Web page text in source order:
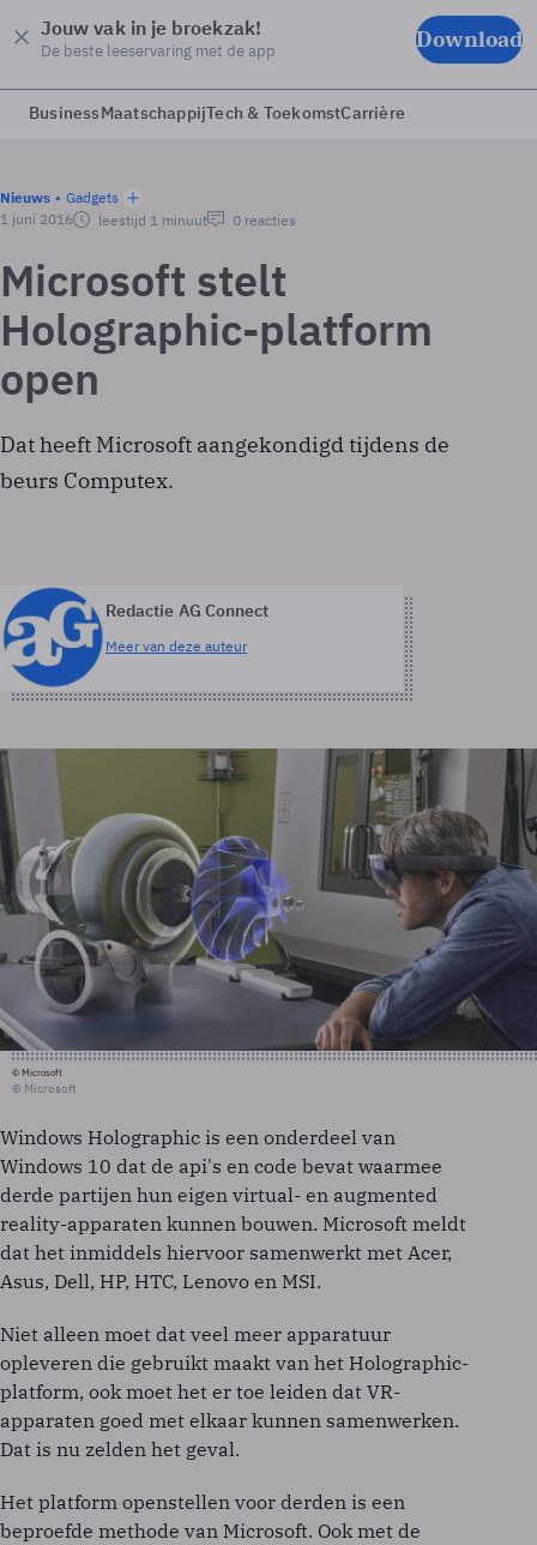
Jouw vak in je broekzak!
De beste leeservaring met de app Download
BusinessMaatschappijTech & ToekomstCarrière
Nieuws
Gadgets
1 juni 2016
leestijd 1 minuut 0 reacties
Microsoft stelt
Holographic-platform
open
Dat heeft Microsoft aangekondigd tijdens de
beurs Computex.
Redactie AG Connect
Meer van deze auteur
© Microsoft
© Microsoft
Windows Holographic is een onderdeel van
Windows 10 dat de api's en code bevat waarmee
derde partijen hun eigen virtual- en augmented
reality-apparaten kunnen bouwen. Microsoft meldt
dat het inmiddels hiervoor samenwerkt met Acer,
Asus, Dell, HP, HTC, Lenovo en MSI.
Niet alleen moet dat veel meer apparatuur
opleveren die gebruikt maakt van het Holographic-
platform, ook moet het er toe leiden dat VR-
apparaten goed met elkaar kunnen samenwerken.
Dat is nu zelden het geval.
Het platform openstellen voor derden is een
beproefde methode van Microsoft. Ook met de